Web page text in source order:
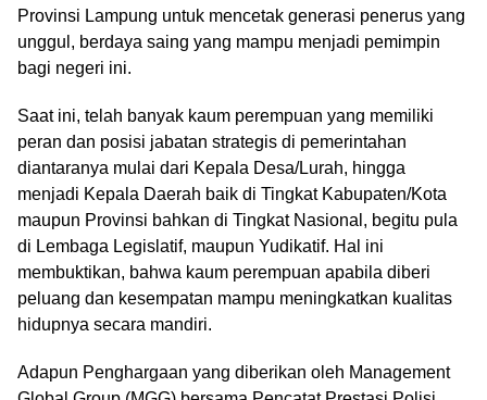
Provinsi Lampung untuk mencetak generasi penerus yang
unggul, berdaya saing yang mampu menjadi pemimpin
bagi negeri ini.
Saat ini, telah banyak kaum perempuan yang memiliki
peran dan posisi jabatan strategis di pemerintahan
diantaranya mulai dari Kepala Desa/Lurah, hingga
menjadi Kepala Daerah baik di Tingkat Kabupaten/Kota
maupun Provinsi bahkan di Tingkat Nasional, begitu pula
di Lembaga Legislatif, maupun Yudikatif. Hal ini
membuktikan, bahwa kaum perempuan apabila diberi
peluang dan kesempatan mampu meningkatkan kualitas
hidupnya secara mandiri.
Adapun Penghargaan yang diberikan oleh Management